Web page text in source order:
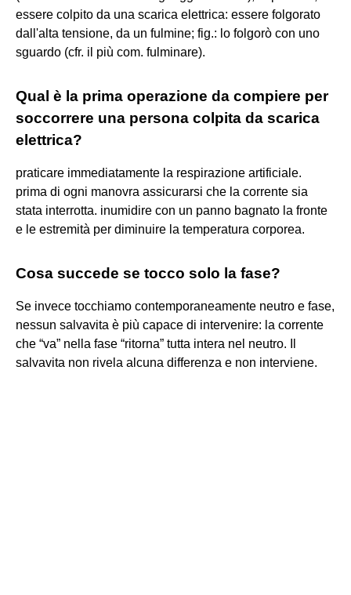
essere colpito da una scarica elettrica: essere folgorato
dall'alta tensione, da un fulmine; fig.: lo folgorò con uno
sguardo (cfr. il più com. fulminare).
Qual è la prima operazione da compiere per
soccorrere una persona colpita da scarica
elettrica?
praticare immediatamente la respirazione artificiale.
prima di ogni manovra assicurarsi che la corrente sia
stata interrotta. inumidire con un panno bagnato la fronte
e le estremità per diminuire la temperatura corporea.
Cosa succede se tocco solo la fase?
Se invece tocchiamo contemporaneamente neutro e fase,
nessun salvavita è più capace di intervenire: la corrente
che “va” nella fase “ritorna” tutta intera nel neutro. Il
salvavita non rivela alcuna differenza e non interviene.